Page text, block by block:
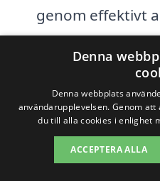
genom effektivt
Tidsramar: Om
genomföras
leda till extra
arbeten och
resultatet kan
Denna
Denna webbplats
användarupplevelsen. Genom
du till alla cookies i enlighet
ACCEPTERA ALLA